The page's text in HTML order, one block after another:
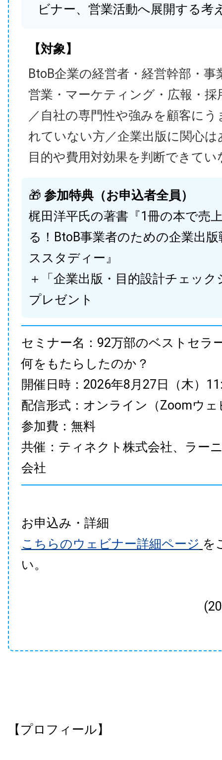
ビナー、営業活動へ展開する考
【対象】
BtoB企業の経営者・経営幹部・事
営業・マーケティング・広報・採
／自社の専門性や強みを顧客に
れていない方／企業出版に関心
目的や費用対効果を判断できてい
🎁 参加特典（お申込者全員）
梶田洋平氏の著書『1冊の本で売
る！BtoB事業者のための企業出
ススタディー』
＋「企業出版・目的設計チェック
プレゼント
セミナー名：92万部のベストセラ
何をもたらしたのか？
開催日時：2026年8月27日（木）
配信形式：オンライン（Zoomウェ
参加費：無料
共催：ティネクト株式会社、ラー
会社
お申込み・詳細
こちらのウェビナー詳細ページ を
い。
【プロフィール】